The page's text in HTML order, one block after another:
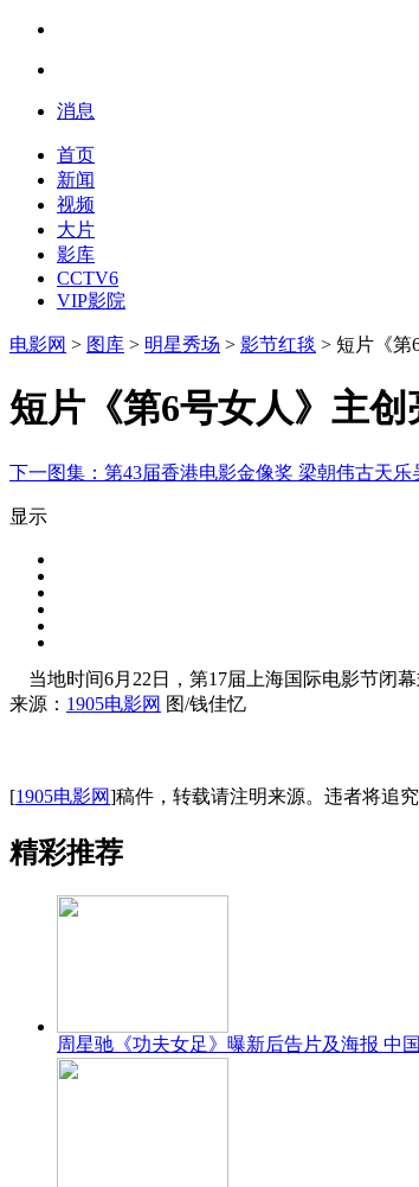
消息
首页
新闻
视频
大片
影库
CCTV6
VIP影院
电影网 > 图库 > 明星秀场 > 影节红毯 > 短片《第
短片《第6号女人》主
下一图集： 第43届香港电影金像奖 梁朝伟古天乐
显示
当地时间6月22日，第17届上海国际电影节闭
来源： 1905电影网 图/钱佳忆
[1905电影网]稿件，转载请注明来源。违者将追
精彩推荐
周星驰《功夫女足》曝新后告片及海报 中